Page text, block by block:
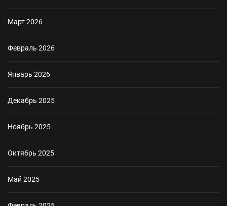
Март 2026
Февраль 2026
Январь 2026
Декабрь 2025
Ноябрь 2025
Октябрь 2025
Май 2025